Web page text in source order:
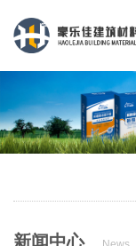
新闻中心